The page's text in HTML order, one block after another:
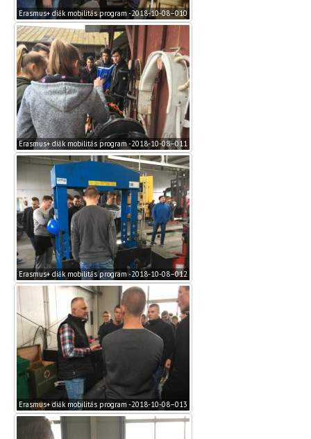
Erasmus+ diák mobilitás program -2018-10-08–010
Erasmus+ diák mobilitás program -2018-10-08–011
Erasmus+ diák mobilitás program -2018-10-08–012
Erasmus+ diák mobilitás program -2018-10-08–013